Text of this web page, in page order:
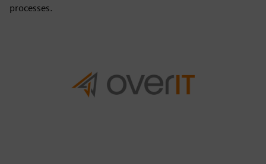
processes.